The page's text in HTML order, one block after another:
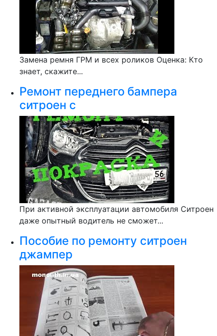
Замена ремня ГРМ и всех роликов Оценка: Кто
знает, скажите...
Ремонт переднего бампера
ситроен с
При активной эксплуатации автомобиля Ситроен
даже опытный водитель не сможет...
Пособие по ремонту ситроен
джампер